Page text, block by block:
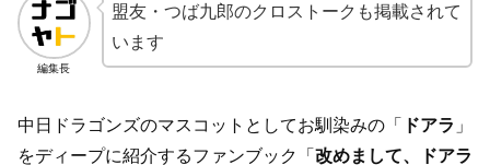
編集長
盟友・つば九郎のクロストークも掲載されて
います
中日ドラゴンズのマスコットとしてお馴染みの「 ドアラ 」
をディープに紹介するファンブック「 改めまして、ドアラ